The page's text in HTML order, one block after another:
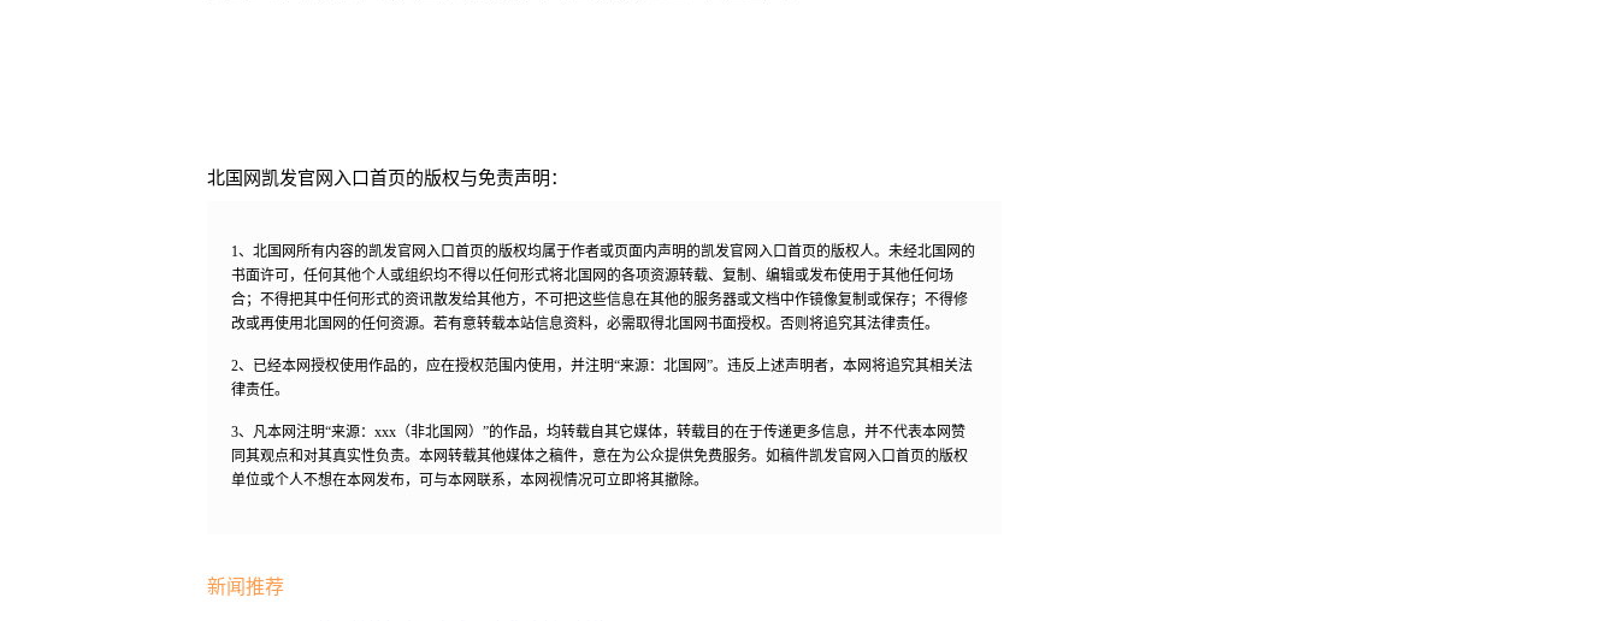
北国网凯发官网入口首页的版权与免责声明：
1、北国网所有内容的凯发官网入口首页的版权均属于作者或页面内声明的凯发官网入口首页的版权人。未经北国网的
书面许可，任何其他个人或组织均不得以任何形式将北国网的各项资源转载、复制、编辑或发布使用于其他任何场
合；不得把其中任何形式的资讯散发给其他方，不可把这些信息在其他的服务器或文档中作镜像复制或保存；不得修
改或再使用北国网的任何资源。若有意转载本站信息资料，必需取得北国网书面授权。否则将追究其法律责任。
2、已经本网授权使用作品的，应在授权范围内使用，并注明“来源：北国网”。违反上述声明者，本网将追究其相关法
律责任。
3、凡本网注明“来源：xxx（非北国网）”的作品，均转载自其它媒体，转载目的在于传递更多信息，并不代表本网赞
同其观点和对其真实性负责。本网转载其他媒体之稿件，意在为公众提供免费服务。如稿件凯发官网入口首页的版权
单位或个人不想在本网发布，可与本网联系，本网视情况可立即将其撤除。
新闻推荐